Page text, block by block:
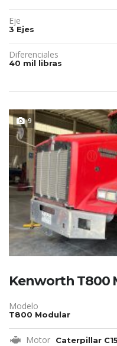
Eje
3 Ejes
Diferenciales
40 mil libras
9
Kenworth T800
Modelo
T800 Modular
Motor Caterpillar C15